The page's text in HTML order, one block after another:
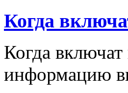
Когда
Когда
информацию